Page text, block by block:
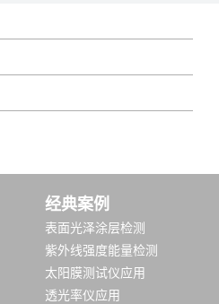
经典案例
表面光泽涂层检测
紫外线强度能量检测
太阳膜测试仪应用
透光率仪应用